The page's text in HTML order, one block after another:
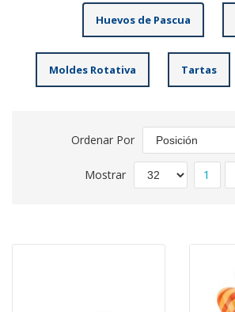
Huevos de Pascua
Moldes Rotativa Tartas
Ordenar Por
Mostrar 1